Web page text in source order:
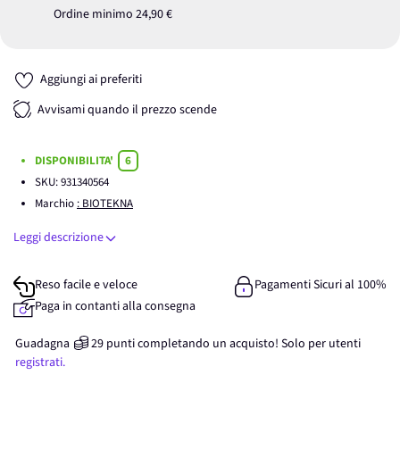
Ordine minimo 24,90 €
Aggiungi ai preferiti
Avvisami quando il prezzo scende
DISPONIBILITA'
6
SKU:931340564
Marchio : BIOTEKNA
Leggi descrizione
Reso facile e veloce
Pagamenti Sicuri al 100%
Paga in contanti alla consegna
Guadagna 29 punticompletando un acquisto! Solo per utenti
registrati.